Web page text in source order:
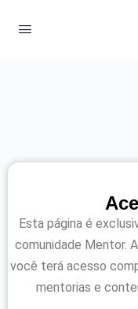
Esta página é
comunidade Mentor.
você terá acesso
mentorias e